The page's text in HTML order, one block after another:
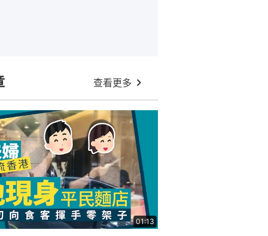
查看更多
01:13